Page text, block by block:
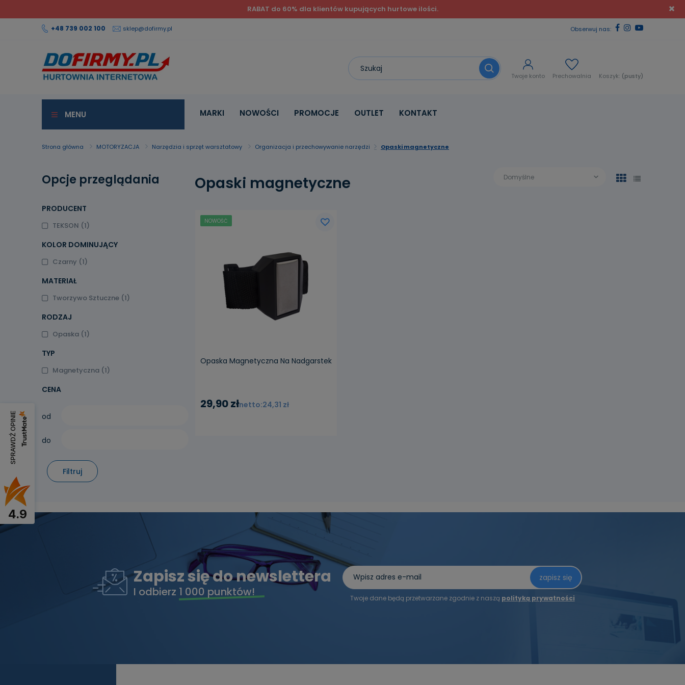
RABAT do 60% dla klientów kupujących hurtowe ilości.
+48 739 002 100 sklep@dofirmy.pl Obserwuj nas:
Koszyk: (pusty)
Prechowalnia
Twoje konto
MENU MARKI NOWOŚCI PROMOCJE OUTLET KONTAKT
Strona główna MOTORYZACJA Narzędzia i sprzęt warsztatowy Organizacja i przechowywanie narzędzi Opaski magnetyczne
Opcje przeglądania
PRODUCENT
TEKSON (1)
KOLOR DOMINUJĄCY
Czarny (1)
MATERIAŁ
Tworzywo Sztuczne (1)
RODZAJ
Opaska (1)
TYP
Magnetyczna (1)
CENA
od
do
Filtruj
Opaski magnetyczne
Opaska Magnetyczna Na Nadgarstek
29,90 zł 24,31 zł
NOWOŚĆ
Zapisz się do newslettera
I odbierz 1 000 punktów!
zapisz się
Twoje dane będą przetwarzane zgodnie z naszą polityką prywatności
SPRAWDŹ OPINIE
4.9